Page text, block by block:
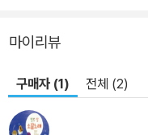
마이리뷰
구매자 (1) 전체 (2)